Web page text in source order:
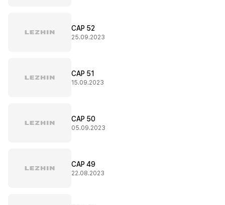
CAP 52
25.09.2023
CAP 51
15.09.2023
CAP 50
05.09.2023
CAP 49
22.08.2023